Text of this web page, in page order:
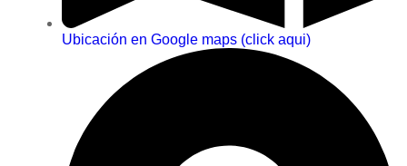
Ubicación en Google maps (click aqui)